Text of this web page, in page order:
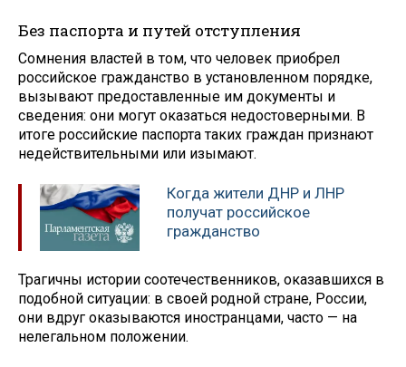
Без паспорта и путей отступления
Сомнения властей в том, что человек приобрел
российское гражданство в установленном порядке,
вызывают предоставленные им документы и
сведения: они могут оказаться недостоверными. В
итоге российские паспорта таких граждан признают
недействительными или изымают.
Когда жители ДНР и ЛНР
получат российское
гражданство
Трагичны истории соотечественников, оказавшихся в
подобной ситуации: в своей родной стране, России,
они вдруг оказываются иностранцами, часто — на
нелегальном положении.